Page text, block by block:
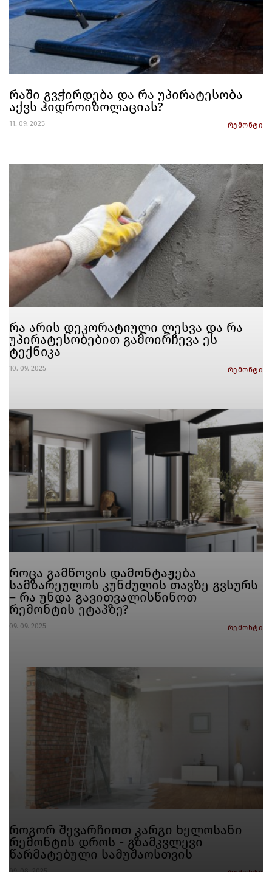
რაში გვჭირდება და რა უპირატესობა
აქვს ჰიდროიზოლაციას?
11. 09. 2025 რემონტი
რა არის დეკორატიული ლესვა და რა
უპირატესობებით გამოირჩევა ეს
ტექნიკა
10. 09. 2025 რემონტი
როცა გამწოვის დამონტაჟება
სამზარეულოს კუნძულის თავზე გვსურს
– რა უნდა გავითვალისწინოთ
რემონტის ეტაპზე?
09. 09. 2025 რემონტი
როგორ შევარჩიოთ კარგი ხელოსანი
რემონტის დროს - გზამკვლევი
წარმატებული სამუშაოსთვის